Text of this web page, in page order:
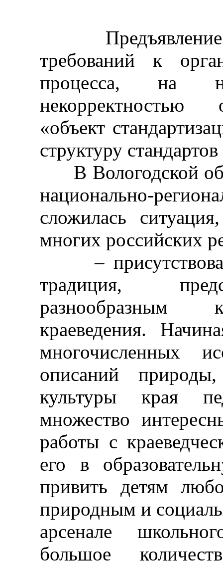
Предъявление
требований к
процесса, на
некорректностью
«объект
структуру
В Вологодской
национально-
сложилась
многих российских
– присутствовала
традиция,
разнообразным
краеведения.
многочисленных
описаний
культуры края
множество
работы с
его в
привить детям
природным и
арсенале
большое